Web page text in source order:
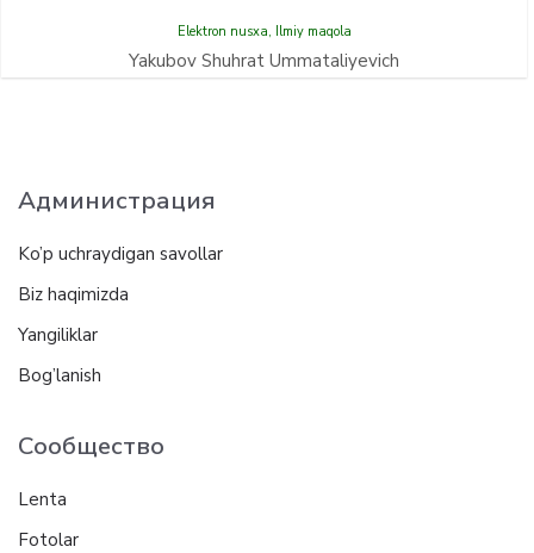
Elektron nusxa, Ilmiy maqola
Yakubov Shuhrat Ummataliyevich
Администрация
Ko’p uchraydigan savollar
Biz haqimizda
Yangiliklar
Bog’lanish
Сообщество
Lenta
Fotolar